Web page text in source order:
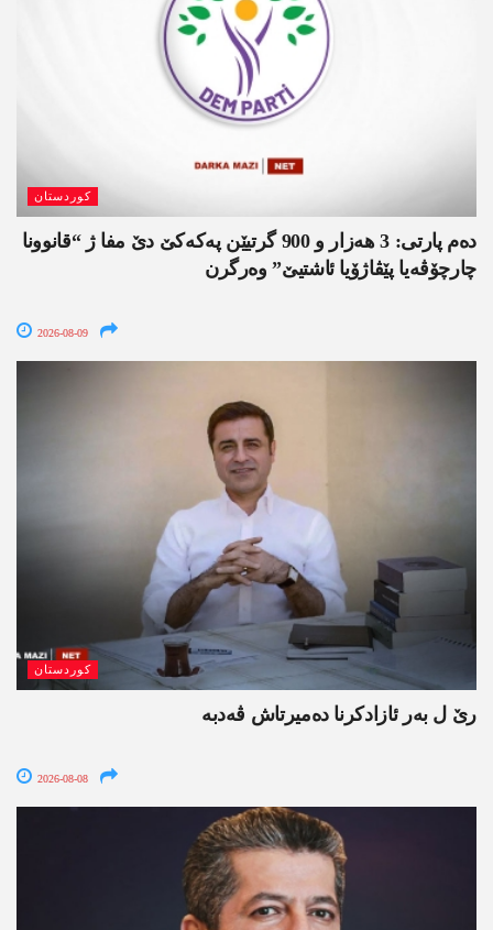
کوردستان
دەم پارتی: 3 ھەزار و 900 گرتیێن پەکەکێ دێ مفا ژ “قانوونا
چارچۆڤەیا پێڤاژۆیا ئاشتیێ” وەرگرن
2026-08-09
کوردستان
رێ ل بەر ئازادکرنا دەمیرتاش ڤەدبە
2026-08-08